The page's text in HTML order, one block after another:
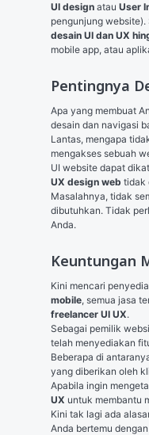
UI design atau User
pengunjung website).
desain UI dan UX
mobile app, atau
Pentingnya
Apa yang membuat
desain dan navigasi
Lantas, mengapa
mengakses sebuah
UI website dapat
UX design web tidak
Masalahnya, tidak
dibutuhkan. Tidak
Anda.
Keuntungan
Kini mencari penyedia
mobile, semua jasa
freelancer UI UX.
Sebagai pemilik
telah menyediakan
Beberapa di
yang diberikan oleh
Apabila ingin
UX untuk membantu
Kini tak lagi ada
Anda bertemu